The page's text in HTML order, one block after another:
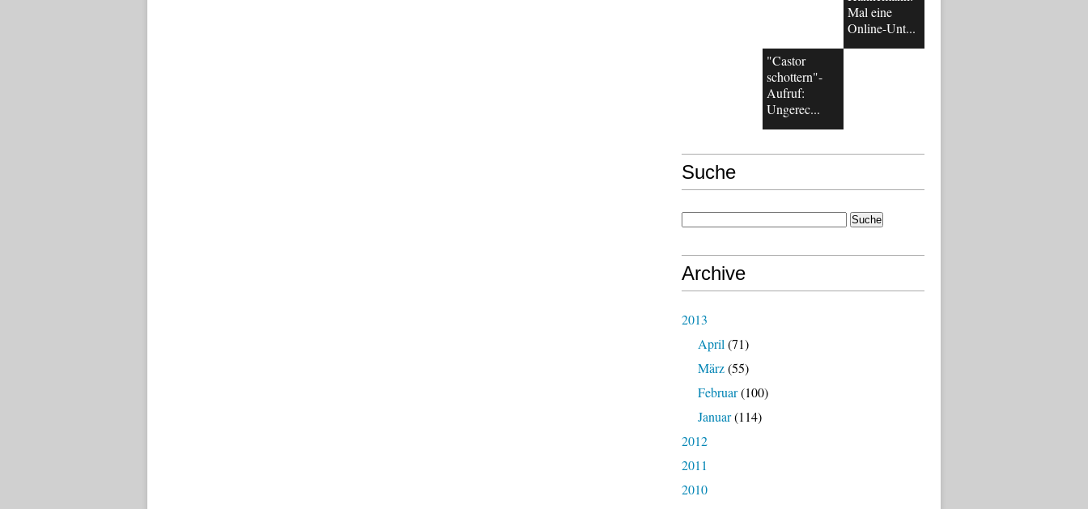
Mal eine
Online-Unt...
"Castor
schottern"-
Aufruf:
Ungerec...
Suche
Archive
2013
April (71)
März(55)
Februar(100)
Januar(114)
2012
2011
2010